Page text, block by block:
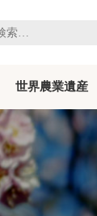
世界農業遺産